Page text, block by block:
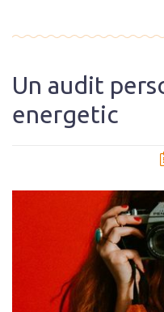
Un audit
energetic